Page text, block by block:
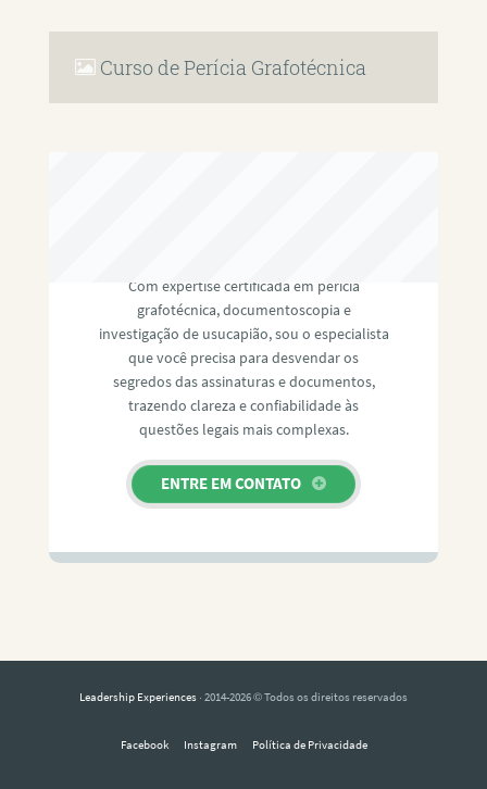
Curso de Perícia Grafotécnica
Com expertise certificada em perícia
grafotécnica, documentoscopia e
investigação de usucapião, sou o especialista
que você precisa para desvendar os
segredos das assinaturas e documentos,
trazendo clareza e confiabilidade às
questões legais mais complexas.
ENTRE EM CONTATO
Leadership Experiences · 2014-2026 © Todos os direitos reservados
Facebook Instagram Política de Privacidade